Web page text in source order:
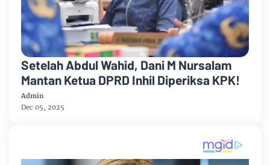
Setelah Abdul Wahid, Dani M Nursalam
Mantan Ketua DPRD Inhil Diperiksa KPK!
Admin
Dec 05, 2025